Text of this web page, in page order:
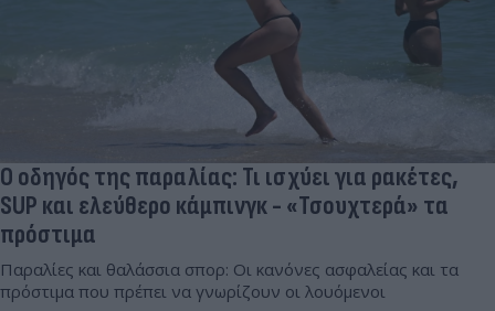
Ο οδηγός της παραλίας: Τι ισχύει για ρακέτες,
SUP και ελεύθερο κάμπινγκ - «Τσουχτερά» τα
πρόστιμα
Παραλίες και θαλάσσια σπορ: Οι κανόνες ασφαλείας και τα
πρόστιμα που πρέπει να γνωρίζουν οι λουόμενοι